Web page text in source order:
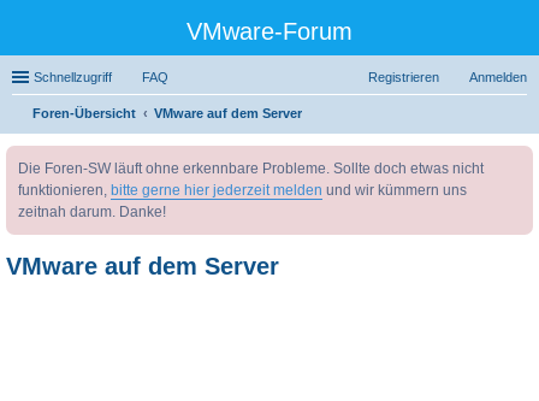
VMware-Forum
Schnellzugriff FAQ Anmelden
Registrieren
Foren-Übersicht
VMware auf dem Server
Die Foren-SW läuft ohne erkennbare Probleme. Sollte doch etwas nicht
funktionieren, bitte gerne hier jederzeit melden und wir kümmern uns
zeitnah darum. Danke!
VMware auf dem Server